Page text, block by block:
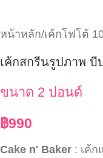
หน้าหลัก/เค้กโฟโต้
เค้กสกรีนรูปภาพ
ขนาด 2 ปอนด์
฿990
Cake n' Baker : เค้ก